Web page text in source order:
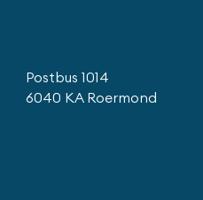
Postbus 1014
6040 KA Roermond